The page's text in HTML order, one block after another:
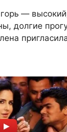
—
долгие